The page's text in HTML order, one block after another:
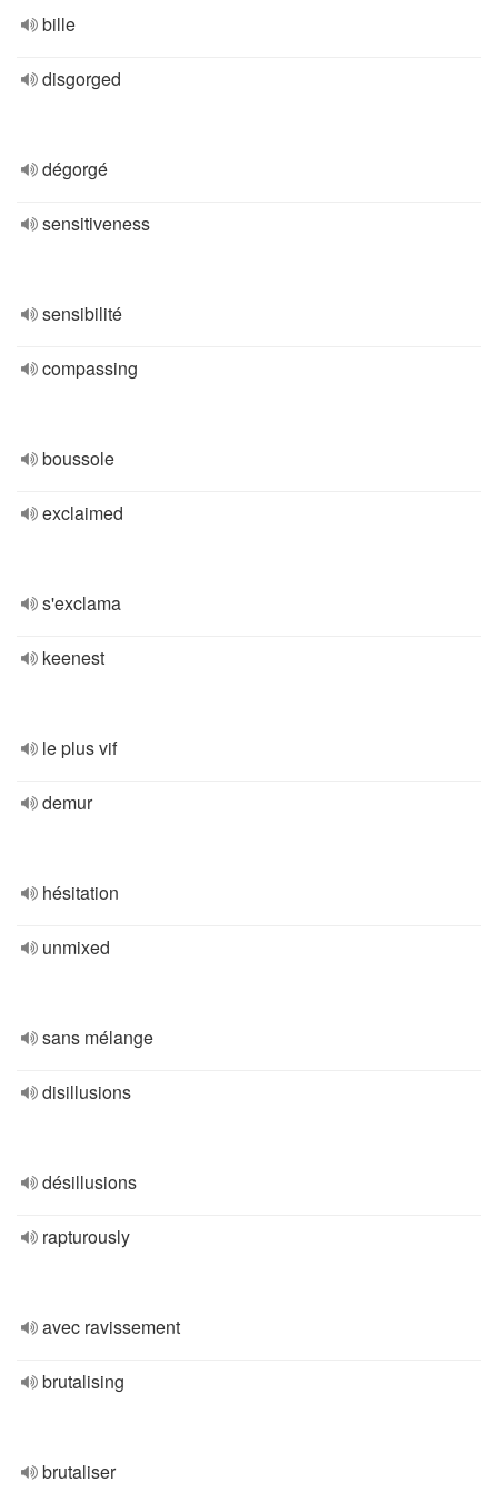
bille
disgorged
dégorgé
sensitiveness
sensibilité
compassing
boussole
exclaimed
s'exclama
keenest
le plus vif
demur
hésitation
unmixed
sans mélange
disillusions
désillusions
rapturously
avec ravissement
brutalising
brutaliser